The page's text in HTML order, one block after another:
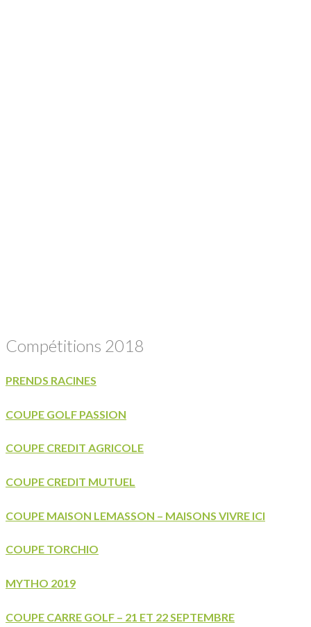
Compétitions 2018
PRENDS RACINES
COUPE GOLF PASSION
COUPE CREDIT AGRICOLE
COUPE CREDIT MUTUEL
COUPE MAISON LEMASSON – MAISONS VIVRE ICI
COUPE TORCHIO
MYTHO 2019
COUPE CARRE GOLF – 21 ET 22 SEPTEMBRE